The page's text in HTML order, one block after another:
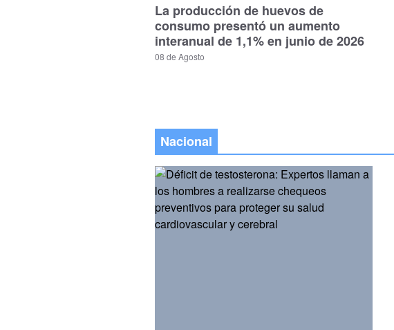
La producción de huevos de
consumo presentó un aumento
interanual de 1,1% en junio de 2026
08 de Agosto
Nacional